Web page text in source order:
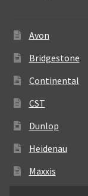
Avon
Bridgestone
Continental
CST
Dunlop
Heidenau
Maxxis